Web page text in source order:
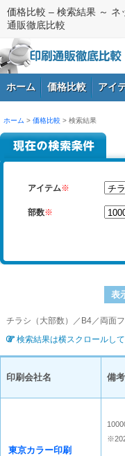
価格比較 – 検索結果 ～ ネ
通販徹底比較
ホーム 価格比較 アイ
ログイン
ホーム > 価格比較 > 検索結果
アイテム※
部数※
表
チラシ（大部数）／B4／両面
検索結果は横スクロールし
印刷会社名 備考
東京カラー印刷